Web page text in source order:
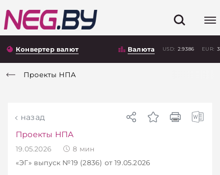
Конвертер валют Валюта USD: 2.9386 EUR:
Проекты НПА
назад
Проекты НПА
19.05.2026 8 мин
«ЭГ» выпуск №19 (2836) от 19.05.2026